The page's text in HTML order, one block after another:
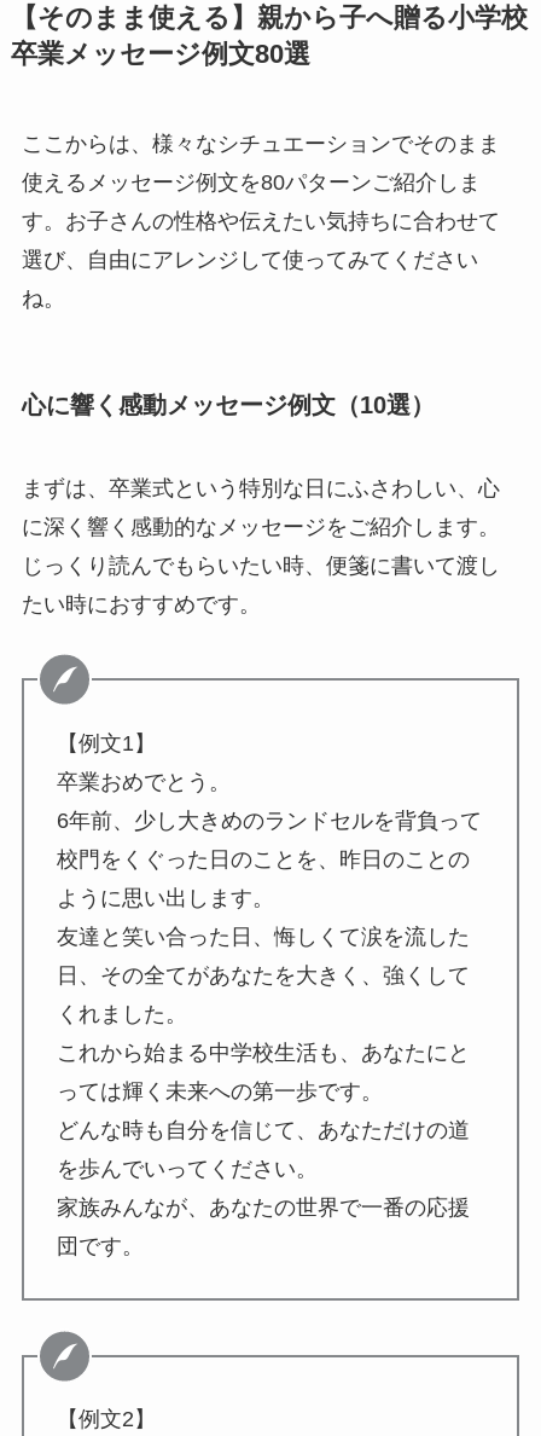
【そのまま使える】親から子へ贈る小学校
卒業メッセージ例文80選
ここからは、様々なシチュエーションでそのまま
使えるメッセージ例文を80パターンご紹介しま
す。お子さんの性格や伝えたい気持ちに合わせて
選び、自由にアレンジして使ってみてください
ね。
心に響く感動メッセージ例文（10選）
まずは、卒業式という特別な日にふさわしい、心
に深く響く感動的なメッセージをご紹介します。
じっくり読んでもらいたい時、便箋に書いて渡し
たい時におすすめです。
【例文1】
卒業おめでとう。
6年前、少し大きめのランドセルを背負って
校門をくぐった日のことを、昨日のことの
ように思い出します。
友達と笑い合った日、悔しくて涙を流した
日、その全てがあなたを大きく、強くして
くれました。
これから始まる中学校生活も、あなたにと
っては輝く未来への第一歩です。
どんな時も自分を信じて、あなただけの道
を歩んでいってください。
家族みんなが、あなたの世界で一番の応援
団です。
【例文2】